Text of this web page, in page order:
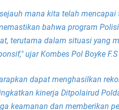
Diganti ,AKP Imran Rosyadi, S.H.
mana kita telah mencapai
bahwa program
terutama dalam situasi yang
ujar Kombes Pol Boyke
dapat menghasilkan
kinerja Ditpolairud
keamanan dan memberikan